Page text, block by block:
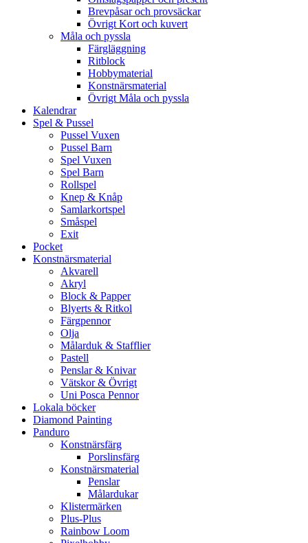
Brevpåsar och provsäckar
Övrigt Kort och kuvert
Måla och pyssla
Färgläggning
Ritblock
Hobbymaterial
Konstnärsmaterial
Övrigt Måla och pyssla
Kalendrar
Spel & Pussel
Pussel Vuxen
Pussel Barn
Spel Vuxen
Spel Barn
Rollspel
Knep & Knåp
Samlarkortspel
Småspel
Exit
Pocket
Konstnärsmaterial
Akvarell
Akryl
Block & Papper
Blyerts & Ritkol
Färgpennor
Olja
Målarduk & Stafflier
Pastell
Penslar & Knivar
Vätskor & Övrigt
Uni Posca Pennor
Lokala böcker
Diamond Painting
Panduro
Konstnärsfärg
Porslinsfärg
Konstnärsmaterial
Penslar
Målardukar
Klistermärken
Plus-Plus
Rainbow Loom